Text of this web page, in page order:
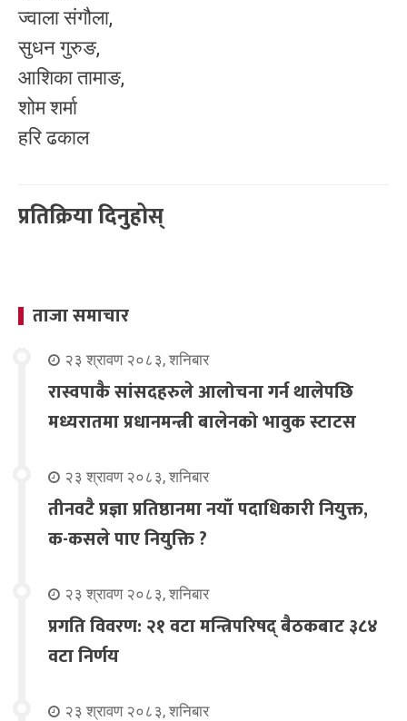
ज्वाला संगौला,
सुधन गुरुङ,
आशिका तामाङ,
शोम शर्मा
हरि ढकाल
प्रतिक्रिया दिनुहोस्
ताजा समाचार
२३ श्रावण २०८३, शनिबार
रास्वपाकै सांसदहरुले आलोचना गर्न थालेपछि
मध्यरातमा प्रधानमन्त्री बालेनको भावुक स्टाटस
२३ श्रावण २०८३, शनिबार
तीनवटै प्रज्ञा प्रतिष्ठानमा नयाँ पदाधिकारी नियुक्त,
क-कसले पाए नियुक्ति ?
२३ श्रावण २०८३, शनिबार
प्रगति विवरण: २१ वटा मन्त्रिपरिषद् बैठकबाट ३८४
वटा निर्णय
२३ श्रावण २०८३, शनिबार